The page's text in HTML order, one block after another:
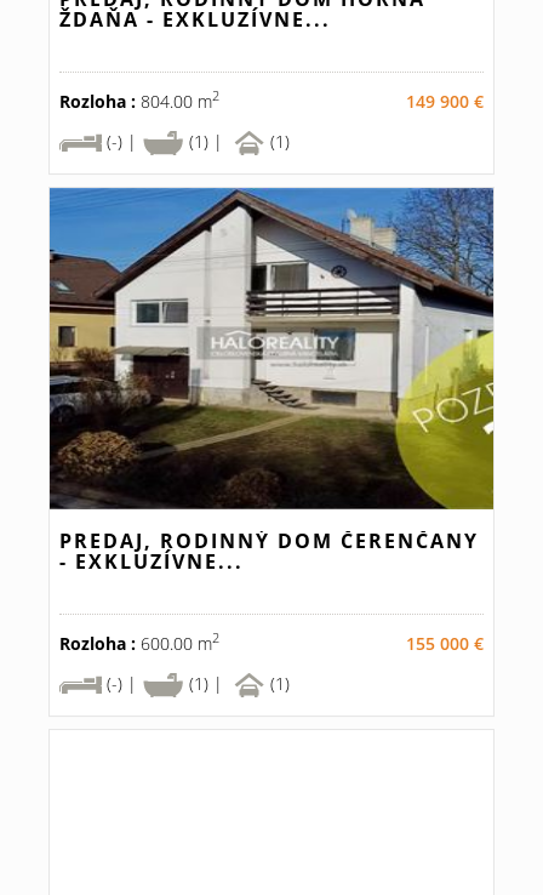
ŽDAŇA - EXKLUZÍVNE...
Rozloha : 804.00 m2
149 900 €
(-) |
(1) | (1)
PREDAJ, RODINNÝ DOM ČERENČANY
- EXKLUZÍVNE...
Rozloha : 600.00 m2
155 000 €
(-) |
(1) | (1)